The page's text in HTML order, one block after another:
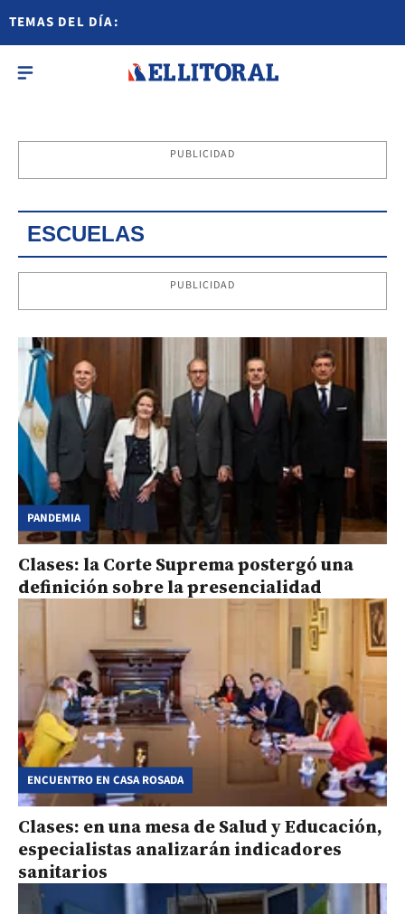
TEMAS DEL DÍA:
PUBLICIDAD
ESCUELAS
PUBLICIDAD
PANDEMIA
Clases: la Corte Suprema postergó una
definición sobre la presencialidad
ENCUENTRO EN CASA ROSADA
Clases: en una mesa de Salud y Educación,
especialistas analizarán indicadores
sanitarios